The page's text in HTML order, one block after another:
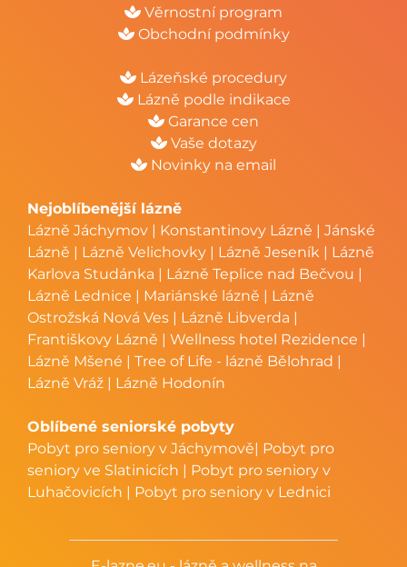
Věrnostní program
Obchodní podmínky
Lázeňské procedury
Lázně podle indikace
Garance cen
Vaše dotazy
Novinky na email
Nejoblíbenější lázně
Lázně Jáchymov | Konstantinovy Lázně | Jánské
Lázně | Lázně Velichovky | Lázně Jeseník | Lázně
Karlova Studánka | Lázně Teplice nad Bečvou |
Lázně Lednice | Mariánské lázně | Lázně
Ostrožská Nová Ves | Lázně Libverda |
Františkovy Lázně | Wellness hotel Rezidence |
Lázně Mšené | Tree of Life - lázně Bělohrad |
Lázně Vráž | Lázně Hodonín
Oblíbené seniorské pobyty
Pobyt pro seniory v Jáchymově| Pobyt pro
seniory ve Slatinicích | Pobyt pro seniory v
Luhačovicích | Pobyt pro seniory v Lednici